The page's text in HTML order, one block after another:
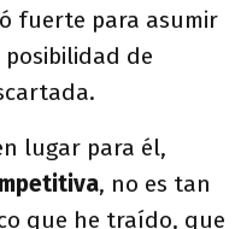
fuerte para asumir
posibilidad de
lugar para él,
, no es tan
que he traído, que